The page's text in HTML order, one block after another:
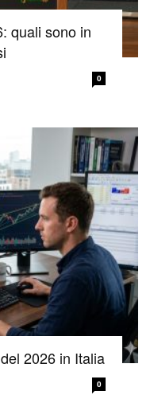
quali sono in
0
2026 in Italia
0